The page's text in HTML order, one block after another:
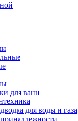
для ванн
для воды и газа